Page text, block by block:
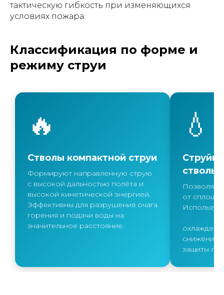
тактическую гибкость при изменяющихся
условиях пожара.
Классификация по форме и
режиму струи
🔥
Стволы компактной струи
Формируют направленную струю
с высокой дальностью полёта и
высокой кинетической энергией.
Эффективны для разрушения очага
горения и подачи воды на
значительное расстояние.
💧
стволы
от
снижения
защиты